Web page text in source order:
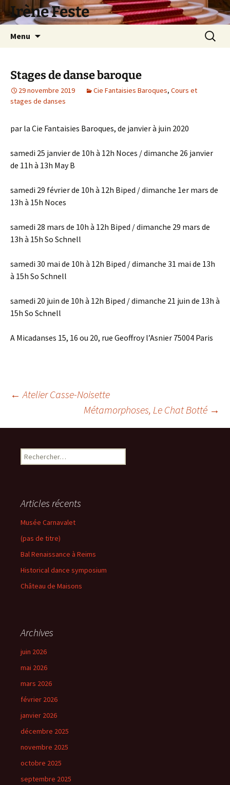
Aller
au Irène Feste
Menu
Stages de danse baroque
29 novembre 2019 Cie Fantaisies Baroques, Cours et
stages de danses
par la Cie Fantaisies Baroques, de janvier à juin 2020
samedi 25 janvier de 10h à 12h Noces / dimanche 26 janvier
de 11h à 13h May B
samedi 29 février de 10h à 12h Biped / dimanche 1er mars de
13h à 15h Noces
samedi 28 mars de 10h à 12h Biped / dimanche 29 mars de
13h à 15h So Schnell
samedi 30 mai de 10h à 12h Biped / dimanche 31 mai de 13h
à 15h So Schnell
samedi 20 juin de 10h à 12h Biped / dimanche 21 juin de 13h à
15h So Schnell
A Micadanses 15, 16 ou 20, rue Geoffroy l’Asnier 75004 Paris
Navigation
des
articles
← Atelier Casse-Noisette
Métamorphoses, Le Chat Botté →
Rechercher :
Articles récents
Musée Carnavalet
(pas de titre)
Bal Renaissance à Reims
Historical dance symposium
Château de Maisons
Archives
juin 2026
mai 2026
mars 2026
février 2026
janvier 2026
décembre 2025
novembre 2025
octobre 2025
septembre 2025